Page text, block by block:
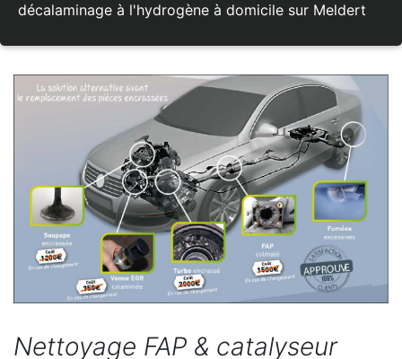
décalaminage à l'hydrogène à domicile sur Meldert
Nettoyage FAP & catalyseur